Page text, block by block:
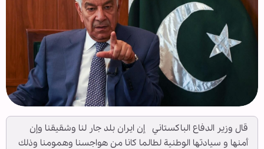
قال وزير الدفاع الباكستاني إن ایران بلد جار لنا وشقیقنا وإن
أمنها و سیادتها الوطنیة لطالما کانا من هواجسنا وهمومنا وذلك